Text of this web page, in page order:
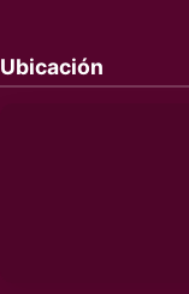
Ubicación